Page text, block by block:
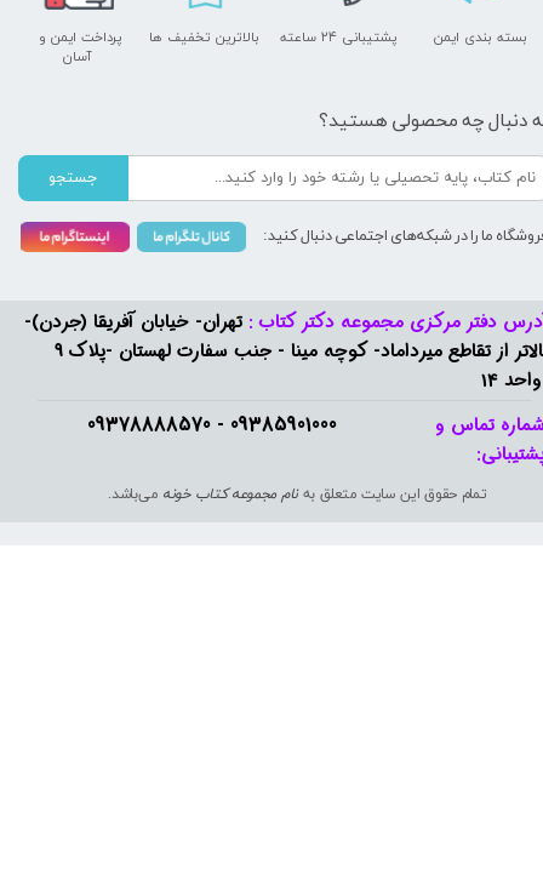
09385901000 - 09378888570​​​​​​​
دفتر مرکزی مجموعه دکتر کتاب : تهران- خیابان آفریقا (جردن)-
بالاتر از تقاطع میرداماد- کوچه مینا - جنب سفارت لهستان -پلاک 9
14
تمام حقوق این سایت متعلق بهنام مجموعه کتاب خونه می‌باشد.
تماس و
پشتیبانی ۲۴ ساعته
پرداخت ایمن و ​​​​​​​
آسان
بسته بندی ایمن بالاترین تخفیف ها
دنبال چه محصولی هستید؟
جستجو
ما را در شبکه‌های اجتماعی دنبال کنید: